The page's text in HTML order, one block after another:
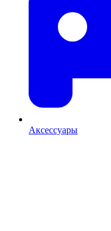
Аксессуары